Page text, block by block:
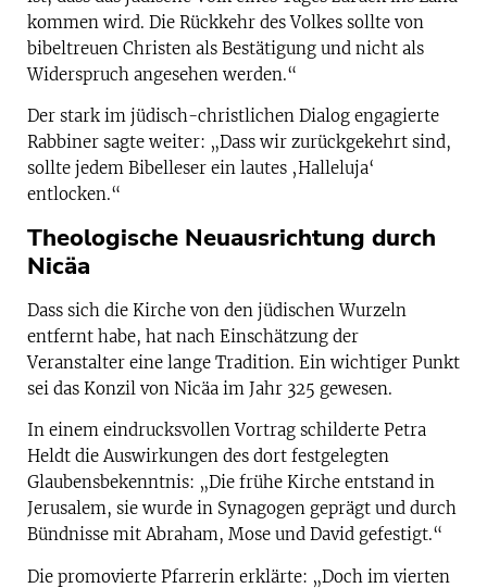
kommen wird. Die Rückkehr des Volkes sollte von
bibeltreuen Christen als Bestätigung und nicht als
Widerspruch angesehen werden.“
Der stark im jüdisch-christlichen Dialog engagierte
Rabbiner sagte weiter: „Dass wir zurückgekehrt sind,
sollte jedem Bibelleser ein lautes ‚Halleluja‘
entlocken.“
Theologische Neuausrichtung durch
Nicäa
Dass sich die Kirche von den jüdischen Wurzeln
entfernt habe, hat nach Einschätzung der
Veranstalter eine lange Tradition. Ein wichtiger Punkt
sei das Konzil von Nicäa im Jahr 325 gewesen.
In einem eindrucksvollen Vortrag schilderte Petra
Heldt die Auswirkungen des dort festgelegten
Glaubensbekenntnis: „Die frühe Kirche entstand in
Jerusalem, sie wurde in Synagogen geprägt und durch
Bündnisse mit Abraham, Mose und David gefestigt.“
Die promovierte Pfarrerin erklärte: „Doch im vierten